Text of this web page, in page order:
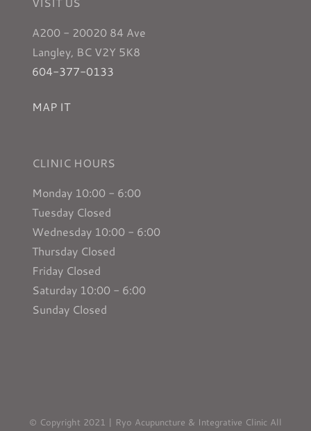
A200 - 20020 84 Ave
Langley, BC V2Y 5K8
604-377-0133
MAP IT
CLINIC HOURS
Monday 10:00 - 6:00
Tuesday Closed
Wednesday 10:00 - 6:00
Thursday Closed
Friday Closed
Saturday 10:00 - 6:00
Sunday Closed
© Copyright 2021 | Ryo Acupuncture & Integrative Clinic All